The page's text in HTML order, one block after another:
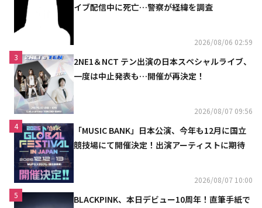
イブ配信中に死亡…警察が経緯を調査
2026/08/06 02:59
3
2NE1＆NCT テン出演の日本スペシャルライブ、
一度は中止発表も…開催が再決定！
2026/08/07 09:56
4
「MUSIC BANK」日本公演、今年も12月に国立
競技場にて開催決定！出演アーティストに期待
2026/08/07 10:00
5
BLACKPINK、本日デビュー10周年！直筆手紙で